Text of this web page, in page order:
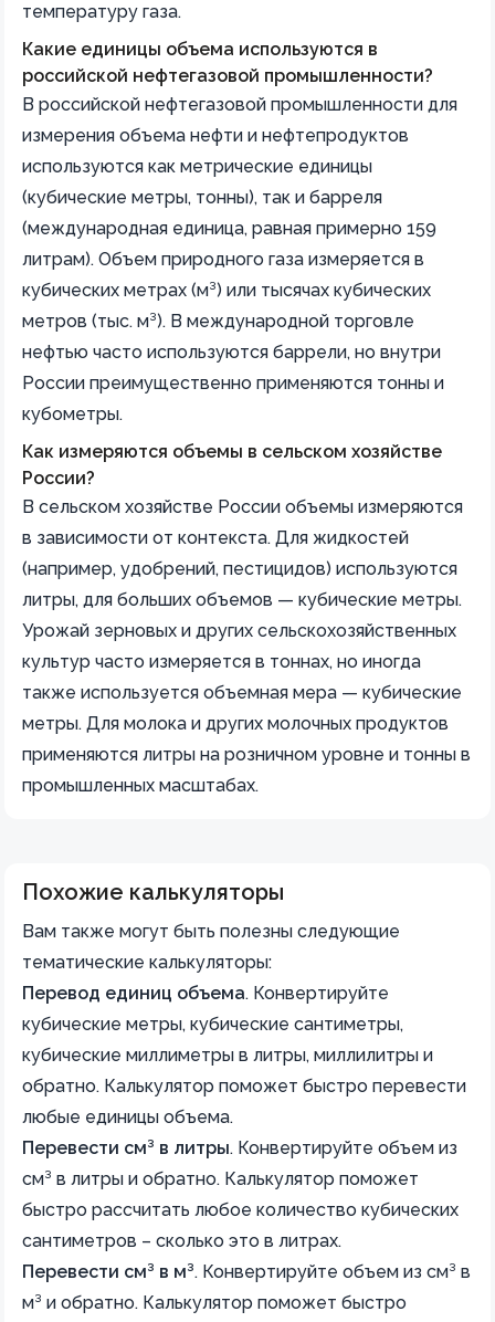
температуру газа.
Какие единицы объема используются в
российской нефтегазовой промышленности?
В российской нефтегазовой промышленности для
измерения объема нефти и нефтепродуктов
используются как метрические единицы
(кубические метры, тонны), так и барреля
(международная единица, равная примерно 159
литрам). Объем природного газа измеряется в
кубических метрах (м³) или тысячах кубических
метров (тыс. м³). В международной торговле
нефтью часто используются баррели, но внутри
России преимущественно применяются тонны и
кубометры.
Как измеряются объемы в сельском хозяйстве
России?
В сельском хозяйстве России объемы измеряются
в зависимости от контекста. Для жидкостей
(например, удобрений, пестицидов) используются
литры, для больших объемов — кубические метры.
Урожай зерновых и других сельскохозяйственных
культур часто измеряется в тоннах, но иногда
также используется объемная мера — кубические
метры. Для молока и других молочных продуктов
применяются литры на розничном уровне и тонны в
промышленных масштабах.
Похожие калькуляторы
Вам также могут быть полезны следующие
тематические калькуляторы:
Перевод единиц объема. Конвертируйте
кубические метры, кубические сантиметры,
кубические миллиметры в литры, миллилитры и
обратно. Калькулятор поможет быстро перевести
любые единицы объема.
Перевести см³ в литры. Конвертируйте объем из
см³ в литры и обратно. Калькулятор поможет
быстро рассчитать любое количество кубических
сантиметров – сколько это в литрах.
Перевести см³ в м³. Конвертируйте объем из см³ в
м³ и обратно. Калькулятор поможет быстро